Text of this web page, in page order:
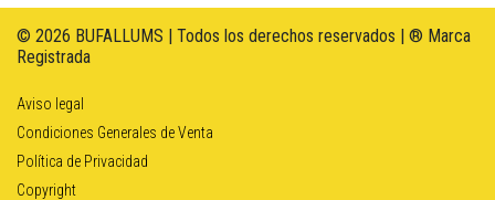
© 2026 BUFALLUMS | Todos los derechos reservados | ® Marca
Registrada
Aviso legal
Condiciones Generales de Venta
Política de Privacidad
Copyright